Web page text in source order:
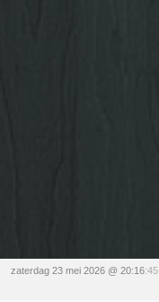
zaterdag 23 mei 2026 @ 20:16:45